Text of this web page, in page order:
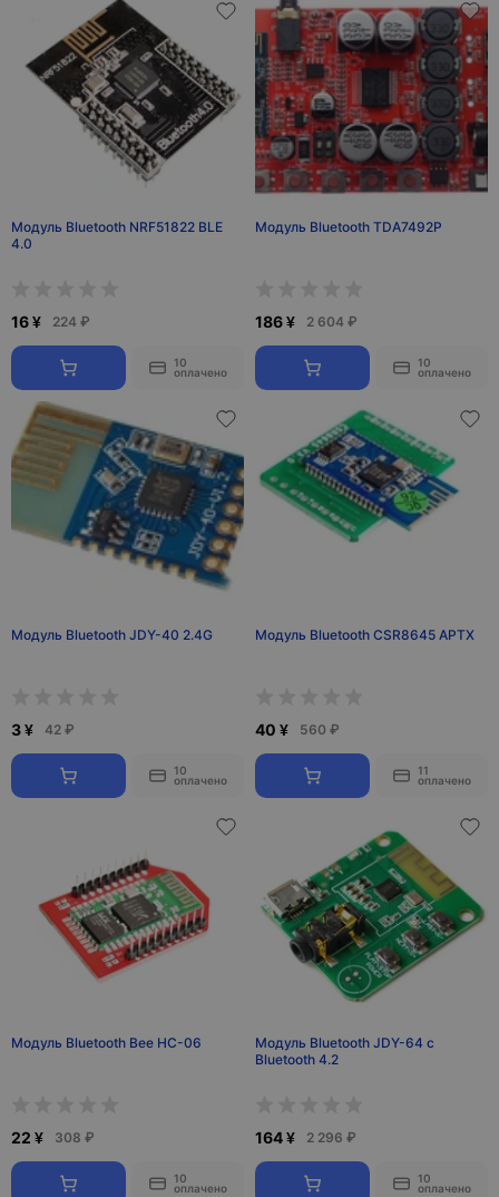
Модуль Bluetooth NRF51822 BLE
4.0
16 ¥ 224 ₽
10
оплачено
Модуль Bluetooth TDA7492P
186 ¥ 2 604 ₽
10
оплачено
Модуль Bluetooth JDY-40 2.4G
3 ¥ 42 ₽
10
оплачено
Модуль Bluetooth CSR8645 APTX
40 ¥ 560 ₽
11
оплачено
Модуль Bluetooth Bee HC-06
22 ¥ 308 ₽
10
оплачено
Модуль Bluetooth JDY-64 с
Bluetooth 4.2
164 ¥ 2 296 ₽
10
оплачено